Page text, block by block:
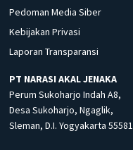
Pedoman Media Siber
Kebijakan Privasi
Laporan Transparansi
PT NARASI AKAL JENAKA
Perum Sukoharjo Indah A8,
Desa Sukoharjo, Ngaglik,
Sleman, D.I. Yogyakarta 55581